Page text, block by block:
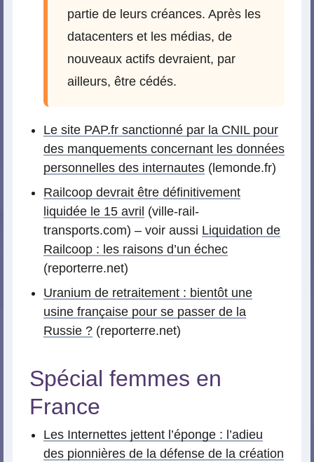
partie de leurs créances. Après les
datacenters et les médias, de
nouveaux actifs devraient, par
ailleurs, être cédés.
Le site PAP.fr sanctionné par la CNIL pour
des manquements concernant les données
personnelles des internautes (lemonde.fr)
Railcoop devrait être définitivement
liquidée le 15 avril (ville-rail-
transports.com) – voir aussi Liquidation de
Railcoop : les raisons d’un échec
(reporterre.net)
Uranium de retraitement : bientôt une
usine française pour se passer de la
Russie ? (reporterre.net)
Spécial femmes en
France
Les Internettes jettent l’éponge : l’adieu
des pionnières de la défense de la création